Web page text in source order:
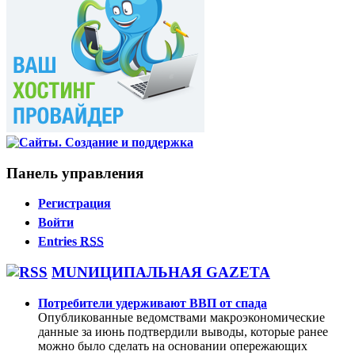
Панель управления
Регистрация
Войти
Entries RSS
MUNИЦИПАЛЬНАЯ GAZЕТА
Потребители удерживают ВВП от спада
Опубликованные ведомствами макроэкономические
данные за июнь подтвердили выводы, которые ранее
можно было сделать на основании опережающих